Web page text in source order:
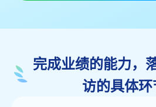
完成业绩的能力，
访的具体